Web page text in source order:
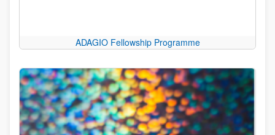
ADAGIO Fellowship Programme